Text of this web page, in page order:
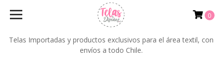
Telas Importadas y productos exclusivos para el área textil, con
envíos a todo Chile.
0